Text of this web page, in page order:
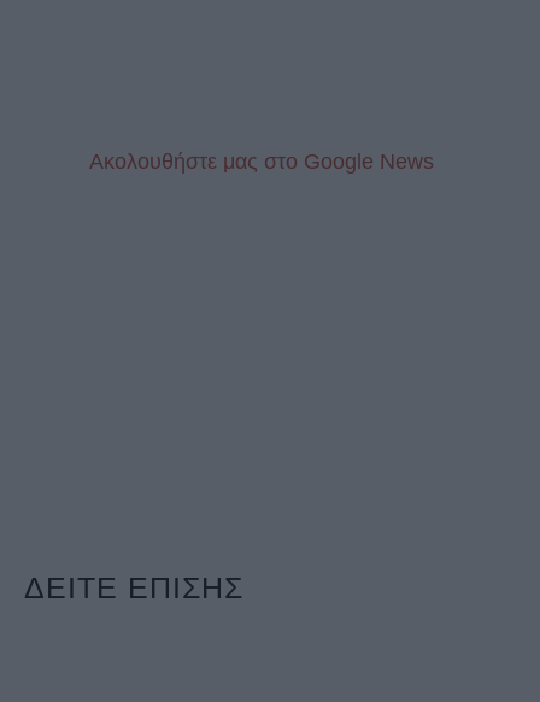
Aκολουθήστε μας στo Google News
ΔΕΙΤΕ ΕΠΙΣΗΣ